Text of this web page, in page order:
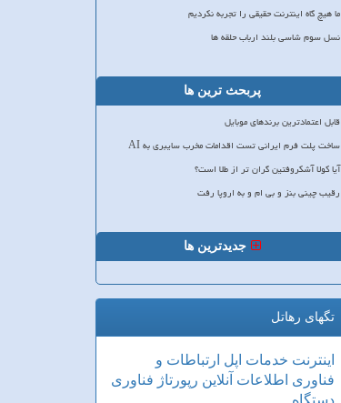
ما هیچ گاه اینترنت حقیقی را تجربه نکردیم
نسل سوم شاسی بلند ارباب حلقه ها
پربحث ترین ها
قابل اعتمادترین برندهای موبایل
ساخت پلت فرم ایرانی تست اقدامات مخرب سایبری به AI
آیا کولا آشکروفتین گران تر از طلا است؟
رقیب چینی بنز و بی ام و به اروپا رفت
جدیدترین ها
تگهای رهاتل
اینترنت خدمات اپل ارتباطات و
فناوری اطلاعات آنلاین رپورتاژ فناوری
دستگاه